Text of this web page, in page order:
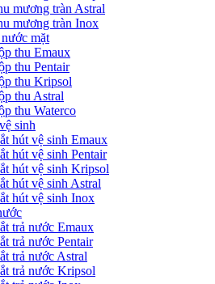
mương tràn Astral
mương tràn Inox
mặt
thu Emaux
thu Pentair
thu Kripsol
thu Astral
thu Waterco
sinh
hút vệ sinh Emaux
hút vệ sinh Pentair
hút vệ sinh Kripsol
hút vệ sinh Astral
hút vệ sinh Inox
trả nước Emaux
trả nước Pentair
trả nước Astral
trả nước Kripsol